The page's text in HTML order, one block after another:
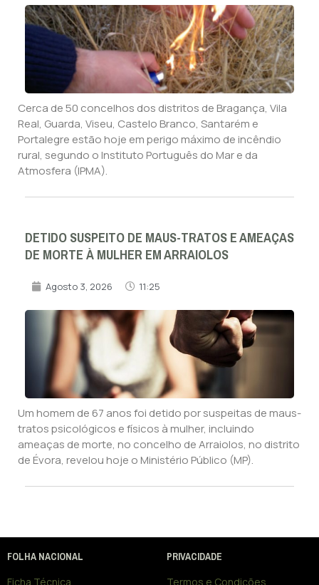
Cerca de 50 concelhos dos distritos de Bragança, Vila
Real, Guarda, Viseu, Castelo Branco, Santarém e
Portalegre estão hoje em perigo máximo de incêndio
rural, segundo o Instituto Português do Mar e da
Atmosfera (IPMA).
DETIDO SUSPEITO DE MAUS-TRATOS E AMEAÇAS
DE MORTE À MULHER EM ARRAIOLOS
Agosto 3, 2026 11:25
Um homem de 67 anos foi detido por suspeitas de maus-
tratos psicológicos e físicos à mulher, incluindo
ameaças de morte, no concelho de Arraiolos, no distrito
de Évora, revelou hoje o Ministério Público (MP).
FOLHA NACIONAL
Ficha Técnica
PRIVACIDADE
Termos e Condições